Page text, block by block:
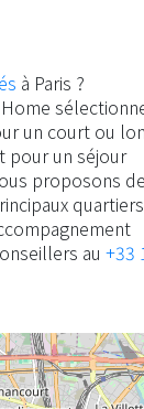
à Paris ?
Home
un court ou
pour un séjour
proposons
quartiers
au +33